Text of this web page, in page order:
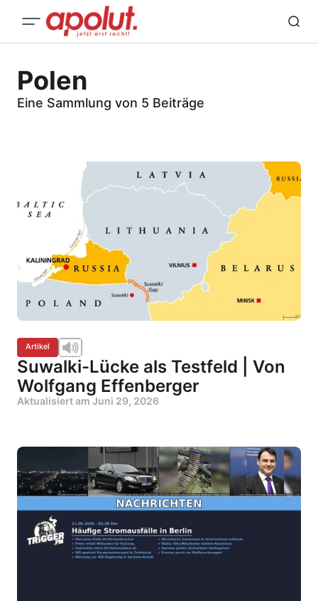
Polen
Eine Sammlung von 5 Beiträge
Artikel
Suwalki-Lücke als Testfeld | Von
Wolfgang Effenberger
Aktualisiert am Juni 29, 2026